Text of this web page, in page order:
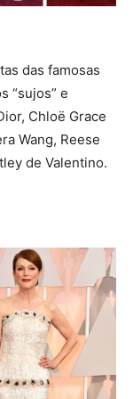
das famosas
“sujos” e
Chloë Grace
Wang, Reese
de Valentino.